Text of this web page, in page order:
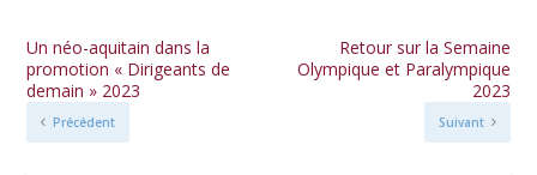
Un néo-aquitain dans la
promotion « Dirigeants de
demain » 2023
Précédent
Retour sur la Semaine
Olympique et Paralympique
2023
Suivant